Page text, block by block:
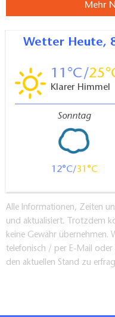
Mehr
Wetter Heute,
11 25
Klarer Himmel
Sonntag
12 31
Alle Informationen, Zeiten
und aktualisiert. Trotzdem
keine Gewähr übernehmen.
telefonisch / per E-Mail oder
den aktuellen Stand zu